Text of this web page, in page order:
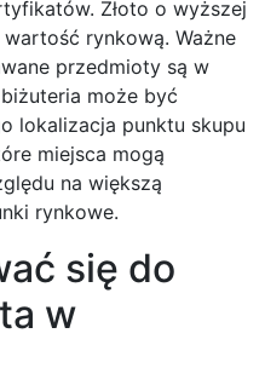
Złoto o wyższej
rynkową. Ważne
przedmioty są w
może być
lokalizacja punktu skupu
miejsca mogą
na większą
rynkowe.
się do
w